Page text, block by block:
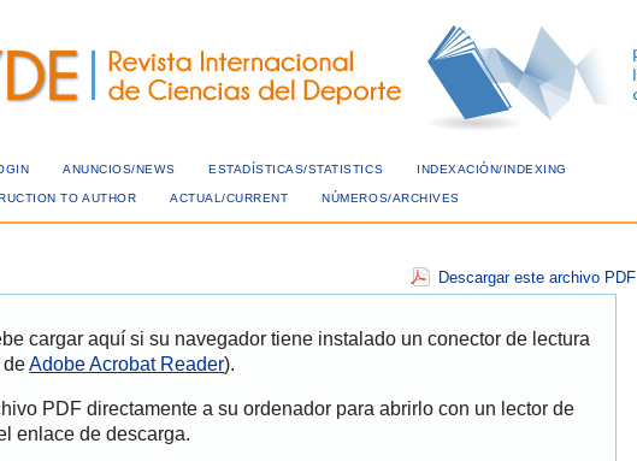
ANUNCIOS/NEWS ESTADÍSTICAS/STATISTICS INDEXACIÓN/INDEXING
TO AUTHOR ACTUAL/CURRENT NÚMEROS/ARCHIVES
Descargar este archivo PDF
cargar aquí si su navegador tiene instalado un conector de lectura
deAdobe Acrobat Reader).
PDF directamente a su ordenador para abrirlo con un lector de
enlace de descarga.